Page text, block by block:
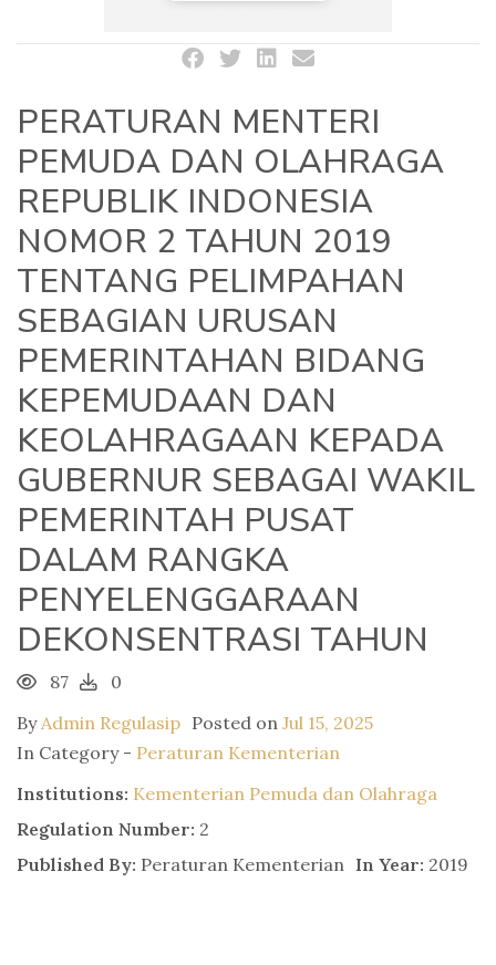
PERATURAN MENTERI
PEMUDA DAN OLAHRAGA
REPUBLIK INDONESIA
NOMOR 2 TAHUN 2019
TENTANG PELIMPAHAN
SEBAGIAN URUSAN
PEMERINTAHAN BIDANG
KEPEMUDAAN DAN
KEOLAHRAGAAN KEPADA
GUBERNUR SEBAGAI WAKIL
PEMERINTAH PUSAT
DALAM RANGKA
PENYELENGGARAAN
DEKONSENTRASI TAHUN
87
0
ByAdmin Regulasip Posted on Jul 15, 2025
In Category - Peraturan Kementerian
Institutions: Kementerian Pemuda dan Olahraga
Regulation Number: 2
Published By: Peraturan Kementerian In Year: 2019